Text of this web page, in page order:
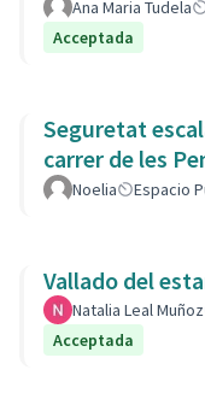
Ana Maria Tudela
Acceptada
Seguretat
carrer de les
Noelia Espacio
Vallado del
Natalia Leal Muñoz
Acceptada